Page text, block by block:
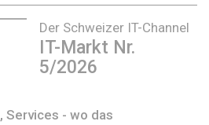
Der Schweizer IT-Channel
IT-Markt Nr.
5/2026
Services - wo das